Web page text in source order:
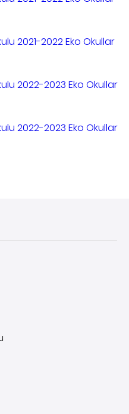
2021-2022 Eko Okullar
2022-2023 Eko Okullar
2022-2023 Eko Okullar